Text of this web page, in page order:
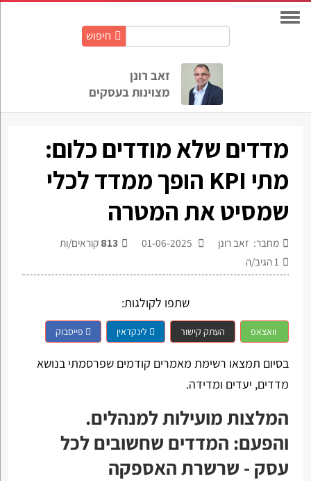
חיפוש
זאב רונן
מצוינות בעסקים
מדדים שלא מודדים כלום:
מתי KPI הופך ממדד לכלי
שמסיט את המטרה
מחבר: זאב רונן 813 קוראים/ות
1 הגיב/ה
שתפו לקולגות:
וואצאפ העתק קישור לינקדאין פייסבוק
בסיום תמצאו רשימת מאמרים קודמים שפרסמתי בנושא
מדדים, יעדים ומדידה.
המלצות מועילות למנהלים.
והפעם: המדדים שחשובים לכל
עסק - שרשרת האספקה